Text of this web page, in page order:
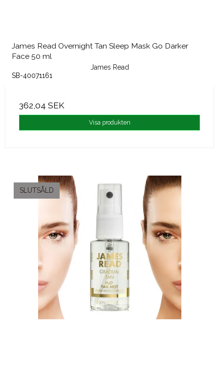
James Read Overnight Tan Sleep Mask Go Darker
Face 50 ml
James Read
SB-40071161
362,04 SEK
Visa produkten
SLUTSÅLD